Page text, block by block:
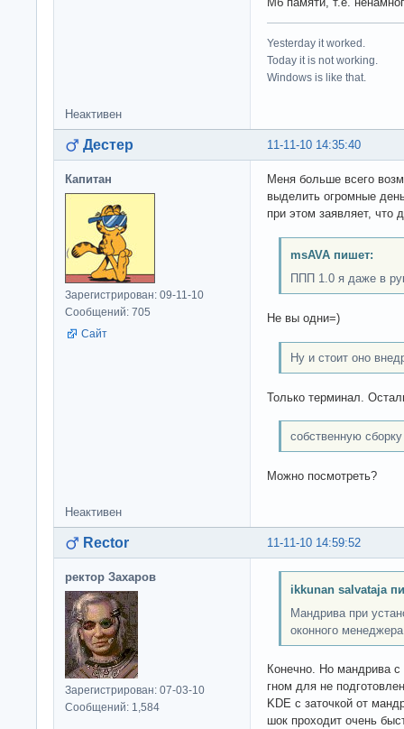
Yesterday it worked.
Today it is not working.
Windows is like that.
Неактивен
11-11-10 14:35:40
Дестер
Капитан
Зарегистрирован: 09-11-10
Сообщений: 705
Сайт
Меня больше всего
выделить огромные
при этом заявляет, что
msAVA пишет:
ППП 1.0 я даже в
Не вы одни=)
Ну и стоит оно
Только терминал.
собственную
Можно посмотреть?
Неактивен
11-11-10 14:59:52
Rector
ректор Захаров
Зарегистрирован: 07-03-10
Сообщений: 1,584
ikkunan salvataja
Мандрива при
оконного
Конечно. Но мандрива
гном для не
KDE с заточкой от
шок проходит очень